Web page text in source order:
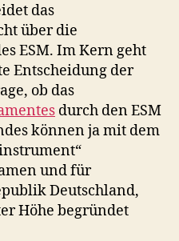
das
über die
ESM. Im Kern geht
Entscheidung der
ob das
durch den ESM
können ja mit dem
und für
Deutschland,
Höhe begründet